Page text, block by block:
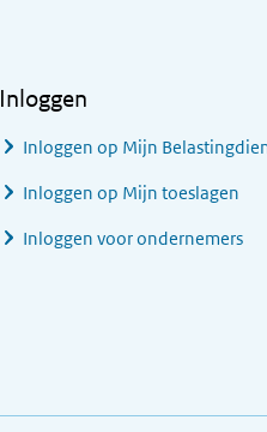
Inloggen
Inloggen op Mijn
Inloggen op Mijn toeslagen
Inloggen voor ondernemers